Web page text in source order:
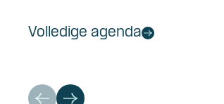
Volledige agenda